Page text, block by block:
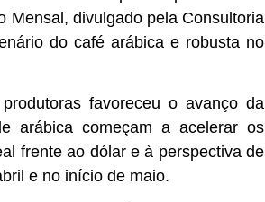
Mensal, divulgado pela Consultoria
do café arábica e robusta no
favoreceu o avanço da
arábica começam a acelerar os
frente ao dólar e à perspectiva de
e no início de maio.